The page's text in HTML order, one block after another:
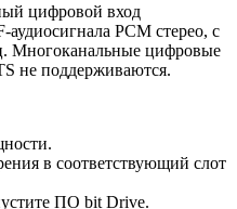
цифровой вход
PCM стерео, с
Многоканальные цифровые
не поддерживаются.
в соответствующий слот
ПО bit Drive.